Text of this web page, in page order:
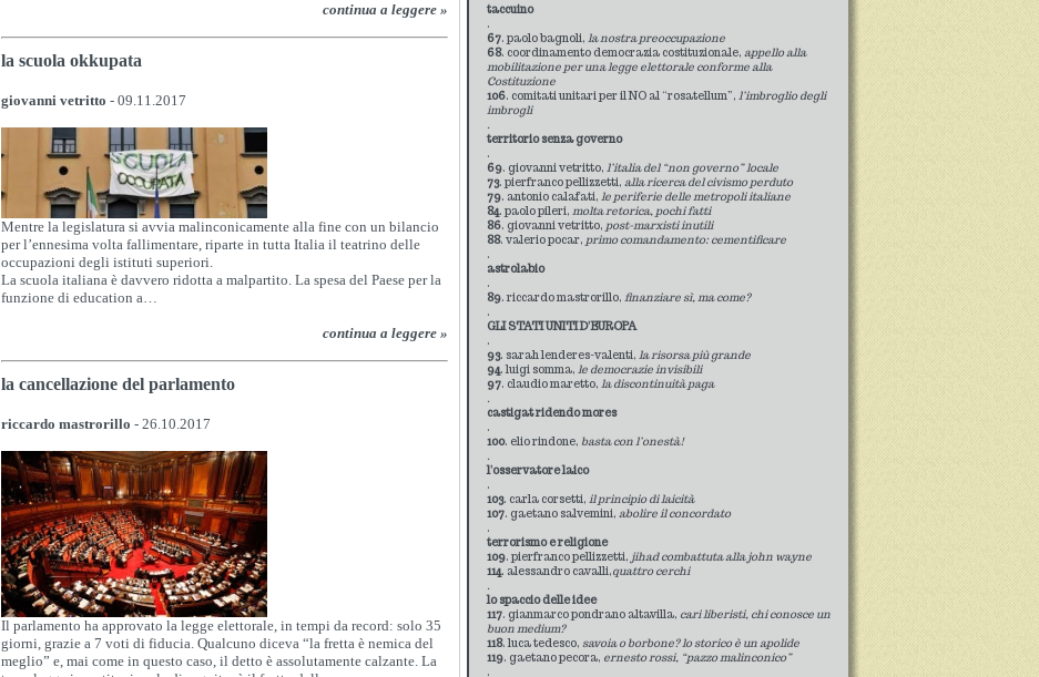
taccuino
.
67. paolo bagnoli, la nostra preoccupazione
68. coordinamento democrazia costituzionale, appello alla
mobilitazione per una legge elettorale conforme alla
Costituzione
106. comitati unitari per il NO al “rosatellum”, l’imbroglio degli
imbrogli
.
territorio senza governo
.
69. giovanni vetritto, l’italia del “non governo” locale
73. pierfranco pellizzetti, alla ricerca del civismo perduto
79. antonio calafati, le periferie delle metropoli italiane
84. paolo pileri, molta retorica, pochi fatti
86. giovanni vetritto, post-marxisti inutili
88. valerio pocar, primo comandamento: cementificare
.
astrolabio
.
89. riccardo mastrorillo, finanziare sì, ma come?
.
GLI STATI UNITI D'EUROPA
.
93. sarah lenderes-valenti, la risorsa più grande
94. luigi somma, le democrazie invisibili
97. claudio maretto, la discontinuità paga
.
castigat ridendo mores
.
100. elio rindone, basta con l’onestà!
.
l'osservatore laico
.
103. carla corsetti, il principio di laicità
107. gaetano salvemini, abolire il concordato
.
terrorismo e religione
109. pierfranco pellizzetti, jihad combattuta alla john wayne
114. alessandro cavalli,quattro cerchi
.
lo spaccio delle idee
117. gianmarco pondrano altavilla, cari liberisti, chi conosce un
buon medium?
118. luca tedesco, savoia o borbone? lo storico è un apolide
119. gaetano pecora, ernesto rossi, “pazzo malinconico”
.
continua a leggere »
la scuola okkupata
giovanni vetritto - 09.11.2017
Mentre la legislatura si avvia malinconicamente alla fine con un bilancio
per l’ennesima volta fallimentare, riparte in tutta Italia il teatrino delle
occupazioni degli istituti superiori.
La scuola italiana è davvero ridotta a malpartito. La spesa del Paese per la
funzione di education a…
continua a leggere »
la cancellazione del parlamento
riccardo mastrorillo - 26.10.2017
Il parlamento ha approvato la legge elettorale, in tempi da record: solo 35
giorni, grazie a 7 voti di fiducia. Qualcuno diceva “la fretta è nemica del
meglio” e, mai come in questo caso, il detto è assolutamente calzante. La